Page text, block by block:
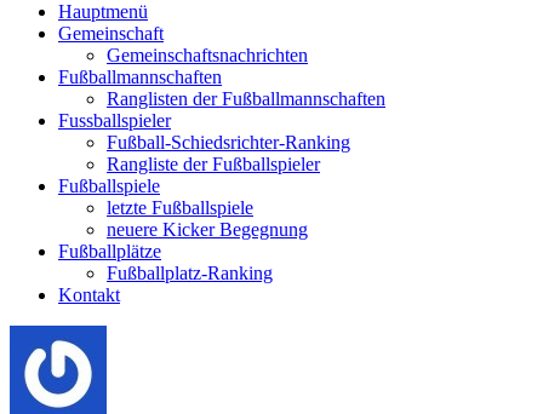
Hauptmenü
Gemeinschaft
Gemeinschaftsnachrichten
Fußballmannschaften
Ranglisten der Fußballmannschaften
Fussballspieler
Fußball-Schiedsrichter-Ranking
Rangliste der Fußballspieler
Fußballspiele
letzte Fußballspiele
neuere Kicker Begegnung
Fußballplätze
Fußballplatz-Ranking
Kontakt